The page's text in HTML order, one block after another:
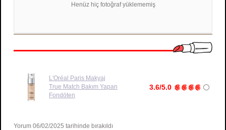
Henüz hiç fotoğraf yüklememiş
L'Oréal Paris Makyaj
True Match Bakım Yapan
Fondöten
3.6/5.0
Yorum 06/02/2025 tarihinde bırakıldı